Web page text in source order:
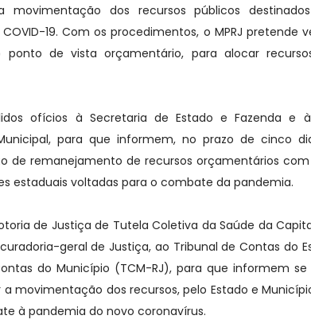
movimentação dos recursos públicos
19. Com os procedimentos, o MPRJ pretende
ponto de vista orçamentário, para alocar
ofícios à Secretaria de Estado e Fazenda e
para que informem, no prazo de cinco
de remanejamento de recursos orçamentários
estaduais voltadas para o combate da pandemia.
de Justiça de Tutela Coletiva da Saúde da
geral de Justiça, ao Tribunal de Contas do
do Município (TCM-RJ), para que informem
a movimentação dos recursos, pelo Estado e
à pandemia do novo coronavírus.